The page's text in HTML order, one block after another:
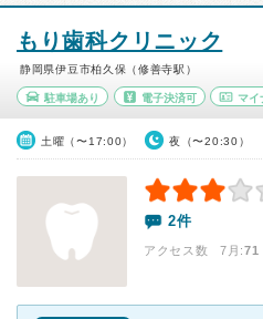
もり歯科クリニック
静岡県伊豆市柏久保（修善寺駅）
駐車場あり 電子決済可 マイ
土曜（〜17:00） 夜（〜20:30）
2件
アクセス数 7月:71